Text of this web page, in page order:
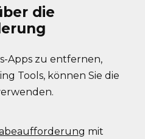
die
Apps zu entfernen,
Tools, können Sie die
mit